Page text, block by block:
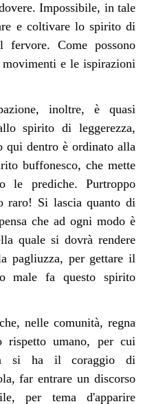
Impossibile, in tale
e coltivare lo spirito di
fervore. Come possono
e le ispirazioni
inoltre, è quasi
spirito di leggerezza,
qui dentro è ordinato alla
buffonesco, che mette
le prediche. Purtroppo
raro! Si lascia quanto di
che ad ogni modo è
quale si dovrà rendere
pagliuzza, per gettare il
male fa questo spirito
nelle comunità, regna
rispetto umano, per cui
si ha il coraggio di
far entrare un discorso
per tema d'apparire